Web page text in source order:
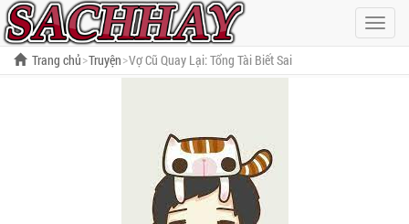
Hiện
menu
Trang chủ Truyện Vợ Cũ Quay Lại: Tổng Tài Biết Sai